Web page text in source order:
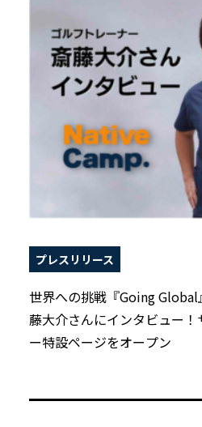
プレスリリース
世界への挑戦『Going
藤大介さんにインタビュー
ー特設ページをオープン